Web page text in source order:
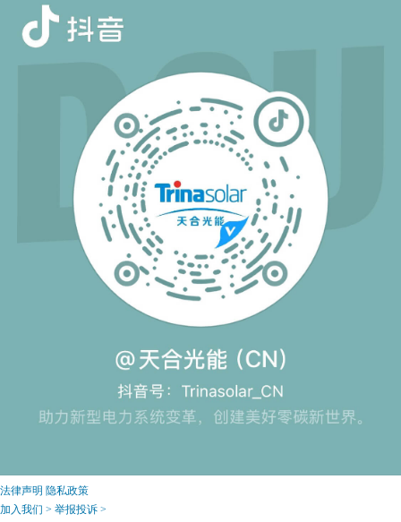
法律声明 隐私政策
加入我们 > 举报投诉 >